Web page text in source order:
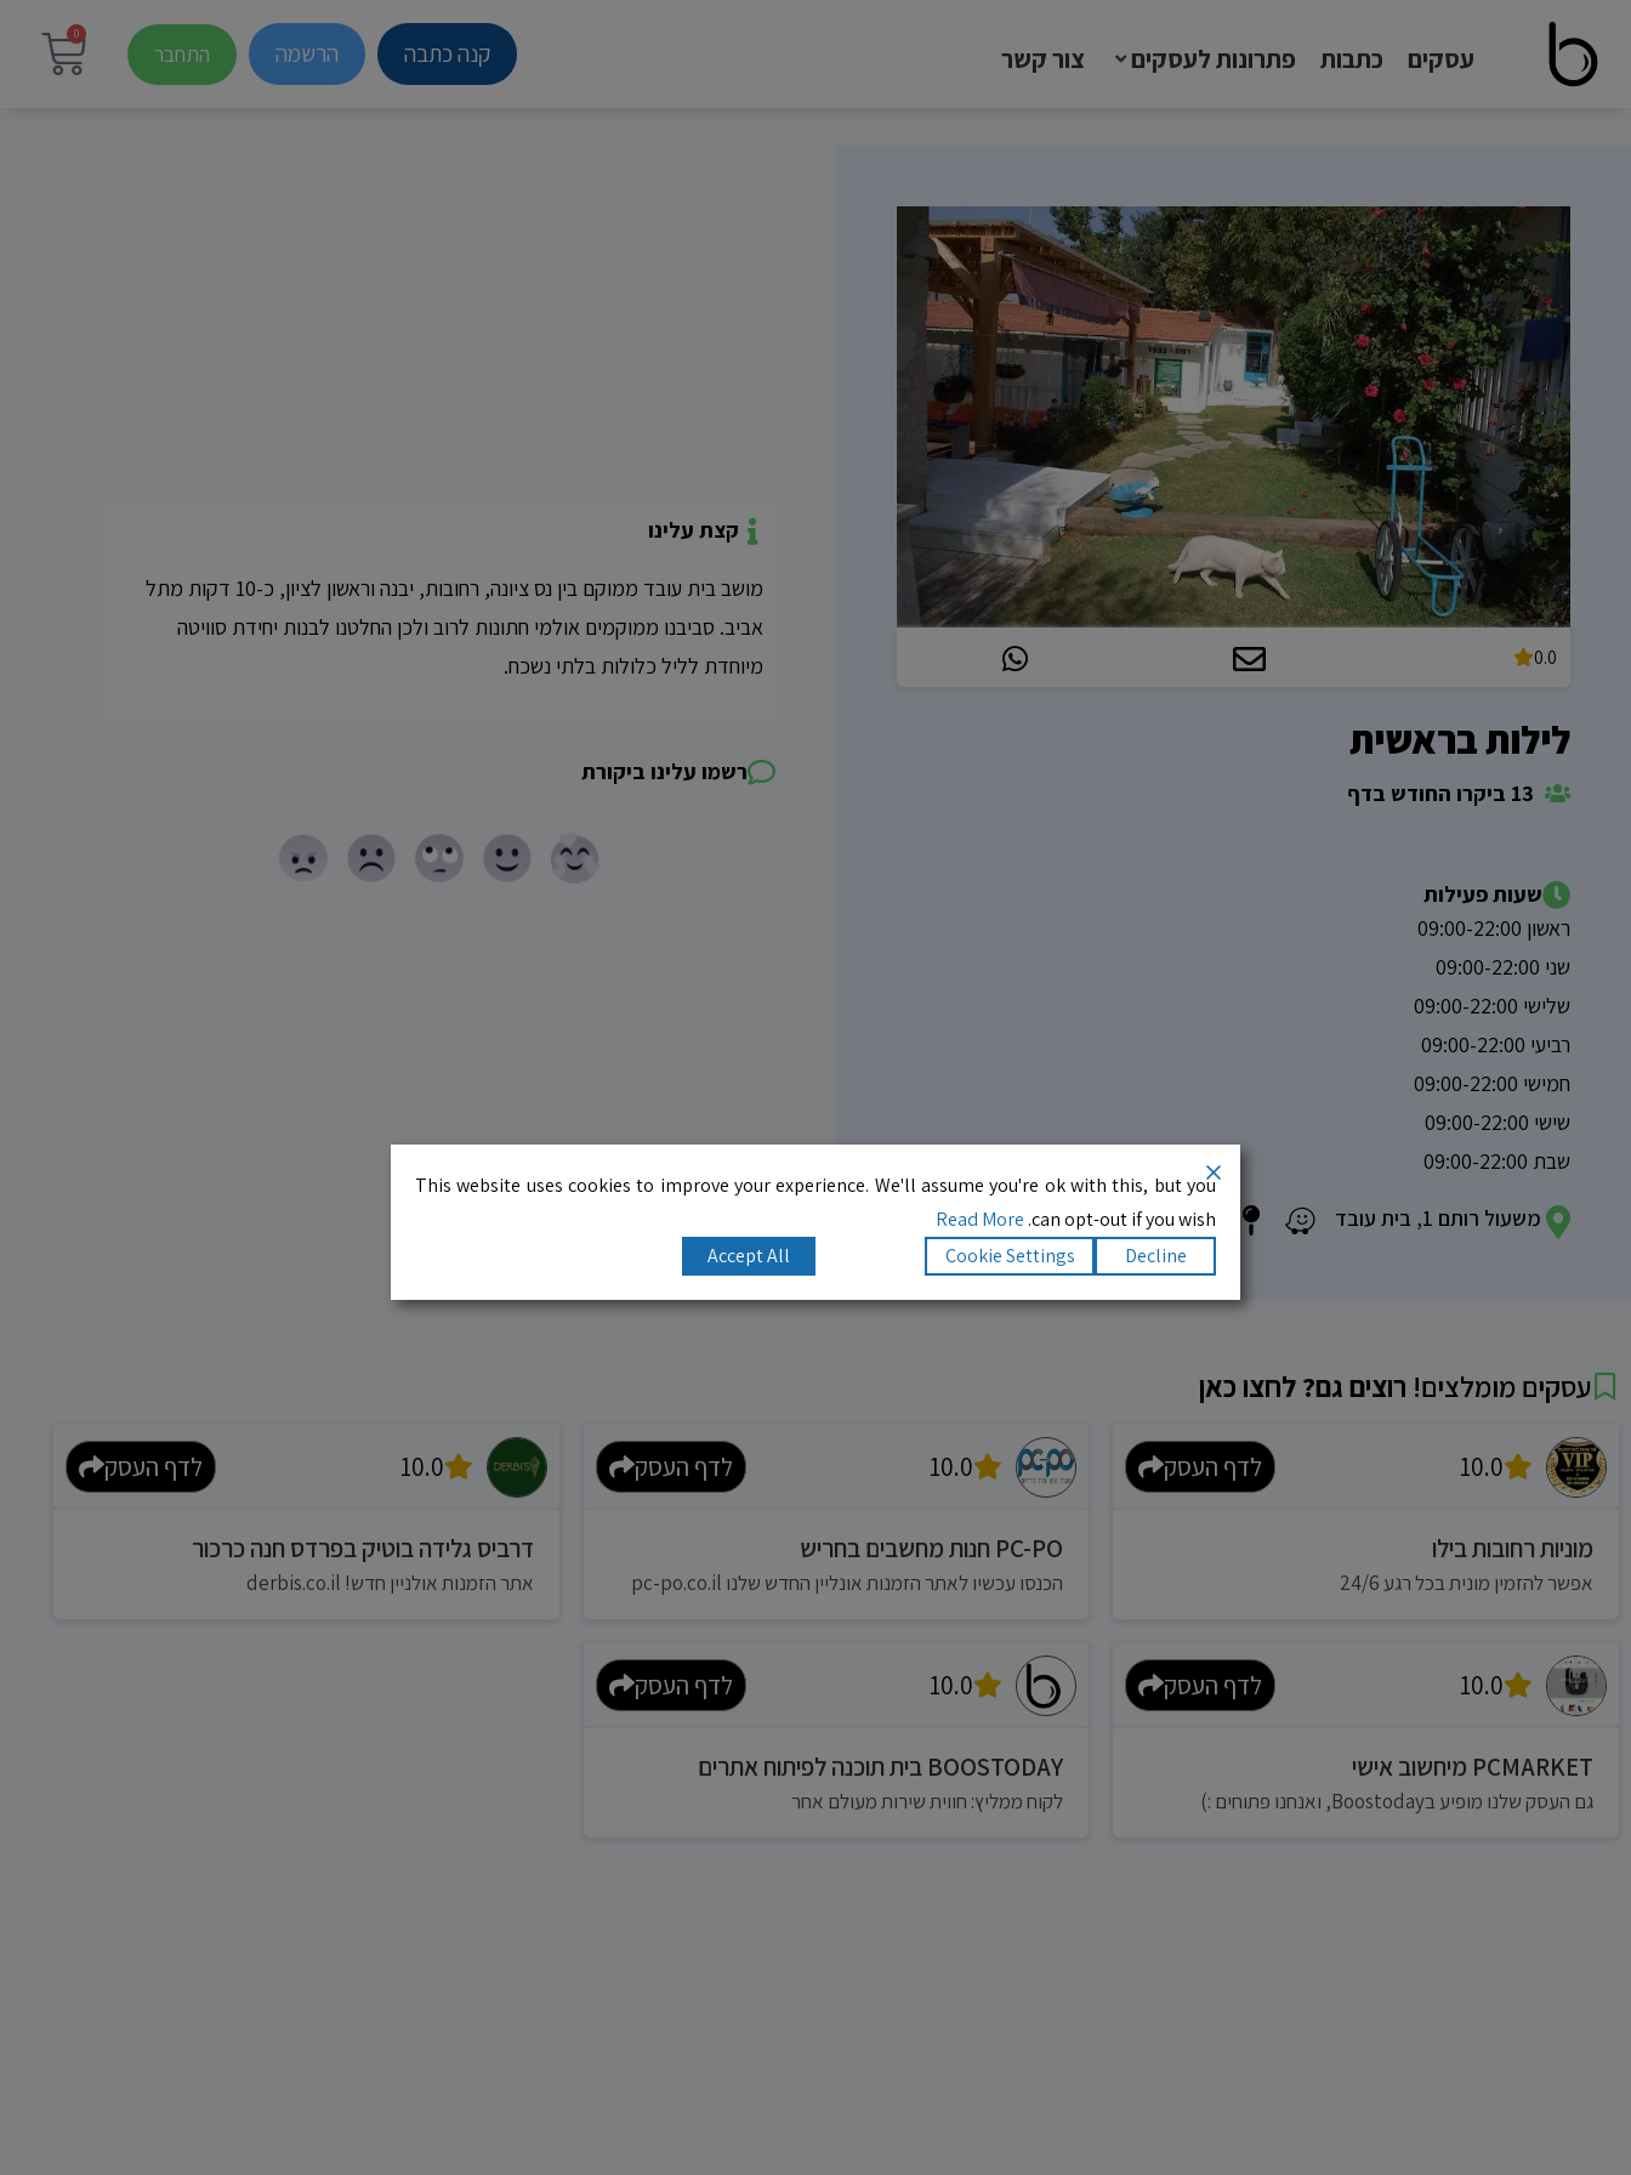
עסקים כתבות פתרונות לעסקים צור קשר קנה כתבה הרשמה התחבר
0
0.0
לילות בראשית
שעות פעילות
ראשון 09:00-22:00
שני 09:00-22:00
שלישי 09:00-22:00
רביעי 09:00-22:00
חמישי 09:00-22:00
שישי 09:00-22:00
שבת 09:00-22:00
משעול רותם 1, בית עובד
קצת עלינו
מושב בית עובד ממוקם בין נס ציונה, רחובות, יבנה וראשון לציון, כ-10 דקות מתל
אביב. סביבנו ממוקמים אולמי חתונות לרוב ולכן החלטנו לבנות יחידת סוויטה
מיוחדת לליל כלולות בלתי נשכח.
רשמו עלינו ביקורת
עסקים מומלצים! רוצים גם? לחצו כאן
10.0 לדף העסק
מוניות רחובות בילו
אפשר להזמין מונית בכל רגע 24/6
10.0 לדף העסק
PC-PO חנות מחשבים בחריש
הכנסו עכשיו לאתר הזמנות אונליין החדש שלנו pc-po.co.il
10.0 לדף העסק
דרביס גלידה בוטיק בפרדס חנה כרכור
אתר הזמנות אולניין חדש! derbis.co.il
10.0 לדף העסק
PCMARKET מיחשוב אישי
גם העסק שלנו מופיע בBoostoday, ואנחנו פתוחים :)
10.0 לדף העסק
BOOSTODAY בית תוכנה לפיתוח אתרים
לקוח ממליץ: חווית שירות מעולם אחר
This website uses cookies to improve your experience. We'll assume you're ok with this, but you
can opt-out if you wish.
Read More
Decline
Cookie Settings
Accept All